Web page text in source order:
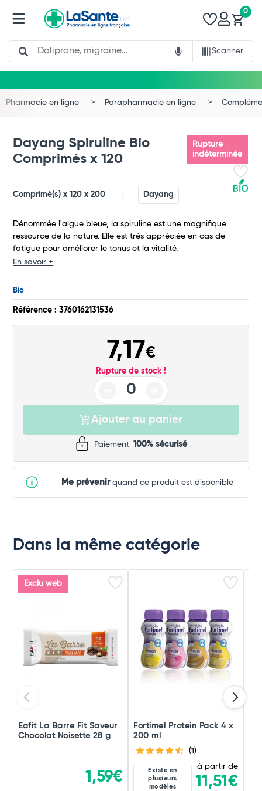
Search
Scanner
0
Total
Pharmacie en ligne Parapharmacie en ligne
Rupture
indéterminée
Dayang Spiruline Bio
Comprimés x 120
Comprimé(s) x 120 x 200 Dayang
Dénommée l'algue bleue, la spiruline est une magnifique
ressource de la nature. Elle est très appréciée en cas de
fatigue pour améliorer le tonus et la vitalité.
En savoir +
Bio
Référence : 3760162131536
7,17€
Rupture de stock !
Ajouter au panier
Paiement 100% sécurisé
Me prévenirquand ce produit est disponible
Dans la même catégorie
Exclu web
Eafit La Barre Fit Saveur
Chocolat Noisette 28 g
1,59€
Fortimel Protein Pack 4 x
200 ml
(1)
Existe en
plusieurs
modèles
à partir de
11,51€